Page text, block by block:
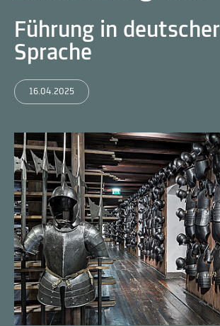
Führung in deutscher
Sprache
16.04.2025